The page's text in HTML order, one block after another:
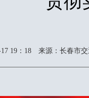
19：18 来源：长春市